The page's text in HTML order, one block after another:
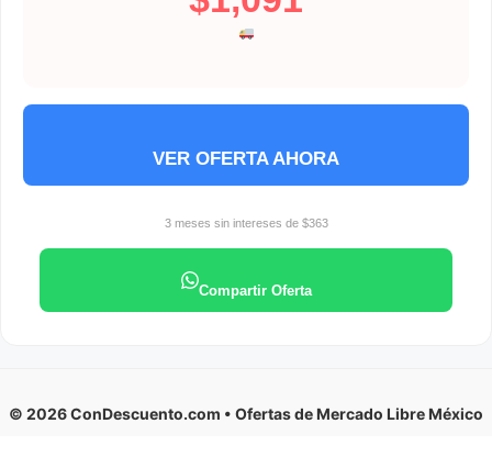
VER OFERTA AHORA
3 meses sin intereses de $363
Compartir Oferta